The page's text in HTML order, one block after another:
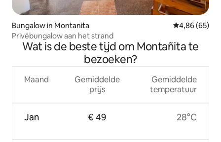
Bungalow in Montanita Gemiddelde
4,86 (65)
Privébungalow aan het strand
Wat is de beste tijd om Montañita te
bezoeken?
Maand
Jan
Gemiddelde
prijs
€ 49
Gemiddelde
temperatuur
28°C